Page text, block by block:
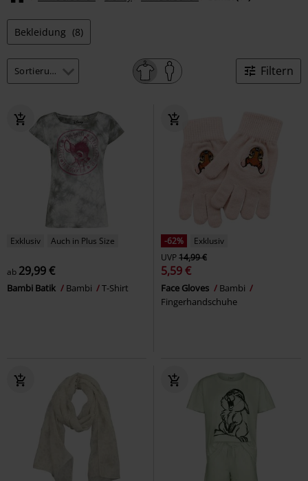
Bekleidung (8)
Filtern
Exklusiv Auch in Plus Size
ab 29,99 €
Bambi Batik Bambi T-Shirt
-62%
Exklusiv
UVP14,99 €
5,59 €
Face Gloves
Bambi
Fingerhandschuhe